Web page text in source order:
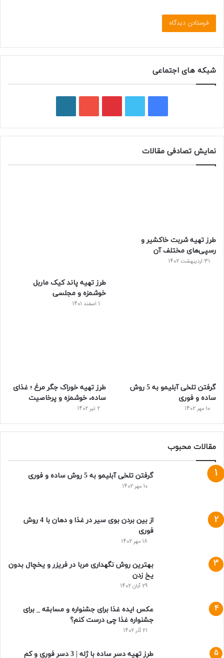
شبکه های اجتماعی
نمایش تصادفی مقالات
طرز تهیه شربت خاکشیر و
رسپی‌های مختلف آن
31 اردیبهشت 1402
طرز تهیه پاند کیک ماربل
خوشمزه و مجلسی
1 اسفند 1401
گرفتن تلخی آبلیمو به 5 روش
ساده و فوری
10 مهر 1402
طرز تهیه خوراک جگر مرغ ؛ غذای
ساده، خوشمزه و پرخاصیت
2 تیر 1402
مقالات محبوب
گرفتن تلخی آبلیمو به 5 روش ساده و فوری
10 مهر 1402
از بین بردن بوی سیر در غذا و دهان با 4 روش
فوری
18 مهر 1402
بهترین روش نگهداری مربا در فریزر و یخچال بدون
یخ زدن
29 آبان 1402
عکس ایده غذا برای جشنواره و مسابقه _ برای
جشنواره غذا چی درست کنم؟
21 آذر 1402
طرز تهیه دسر ساده با ژله | 3 دسر فوری و کم